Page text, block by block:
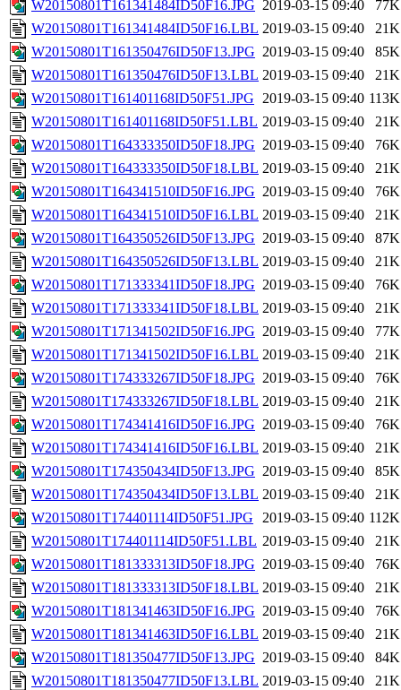
W20150801T161341484ID50F16.JPG 2019-03-15 09:40
77K
W20150801T161341484ID50F16.LBL 2019-03-15 09:40
21K
W20150801T161350476ID50F13.JPG 2019-03-15 09:40
85K
W20150801T161350476ID50F13.LBL 2019-03-15 09:40
21K
W20150801T161401168ID50F51.JPG 2019-03-15 09:40 113K
W20150801T161401168ID50F51.LBL 2019-03-15 09:40
21K
W20150801T164333350ID50F18.JPG 2019-03-15 09:40
76K
W20150801T164333350ID50F18.LBL 2019-03-15 09:40
21K
W20150801T164341510ID50F16.JPG 2019-03-15 09:40
76K
W20150801T164341510ID50F16.LBL 2019-03-15 09:40
21K
W20150801T164350526ID50F13.JPG 2019-03-15 09:40
87K
W20150801T164350526ID50F13.LBL 2019-03-15 09:40
21K
W20150801T171333341ID50F18.JPG 2019-03-15 09:40
76K
W20150801T171333341ID50F18.LBL 2019-03-15 09:40
21K
W20150801T171341502ID50F16.JPG 2019-03-15 09:40
77K
W20150801T171341502ID50F16.LBL 2019-03-15 09:40
21K
W20150801T174333267ID50F18.JPG 2019-03-15 09:40
76K
W20150801T174333267ID50F18.LBL 2019-03-15 09:40
21K
W20150801T174341416ID50F16.JPG 2019-03-15 09:40
76K
W20150801T174341416ID50F16.LBL 2019-03-15 09:40
21K
W20150801T174350434ID50F13.JPG 2019-03-15 09:40
85K
W20150801T174350434ID50F13.LBL 2019-03-15 09:40
21K
W20150801T174401114ID50F51.JPG
2019-03-15 09:40 112K
W20150801T174401114ID50F51.LBL 2019-03-15 09:40
21K
W20150801T181333313ID50F18.JPG 2019-03-15 09:40
76K
W20150801T181333313ID50F18.LBL 2019-03-15 09:40
21K
W20150801T181341463ID50F16.JPG 2019-03-15 09:40
76K
W20150801T181341463ID50F16.LBL 2019-03-15 09:40
21K
W20150801T181350477ID50F13.JPG 2019-03-15 09:40
84K
W20150801T181350477ID50F13.LBL 2019-03-15 09:40
21K